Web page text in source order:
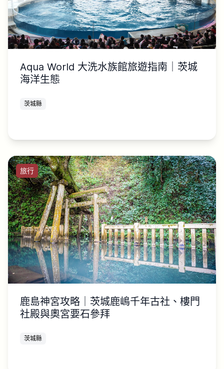
Aqua World 大洗水族館旅遊指南｜茨城
海洋生態
茨城縣
旅行
鹿島神宮攻略｜茨城鹿嶋千年古社、樓門
社殿與奧宮要石參拜
茨城縣